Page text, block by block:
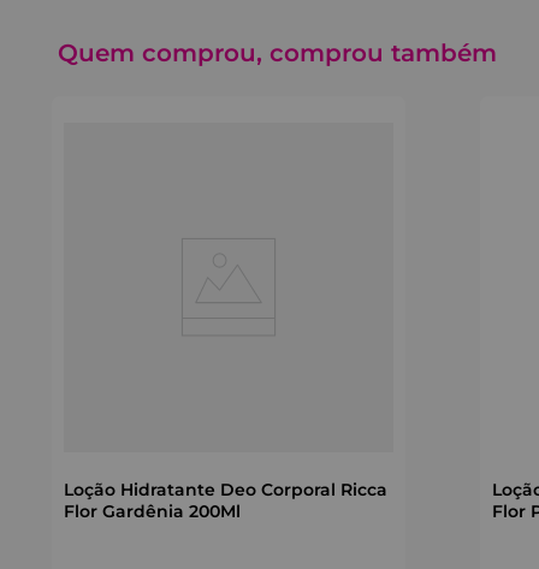
Quem comprou, comprou também
Loção Hidratante Deo Corporal Ricca
Flor Gardênia 200Ml
Flor